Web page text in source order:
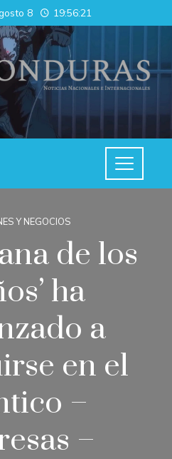
8 19:56:21
Y NEGOCIOS
de los
ha
a
en el
–
–